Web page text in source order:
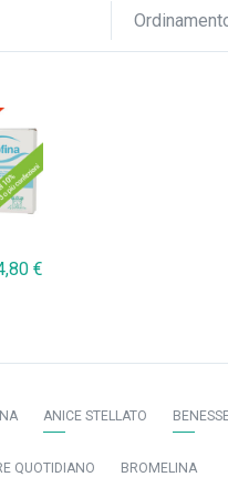
€
ANICE STELLATO
QUOTIDIANO BROMELINA